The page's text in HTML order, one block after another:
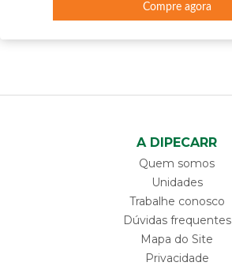
Compre agora
A DIPECARR
Quem somos
Unidades
Trabalhe conosco
Dúvidas frequentes
Mapa do Site
Privacidade